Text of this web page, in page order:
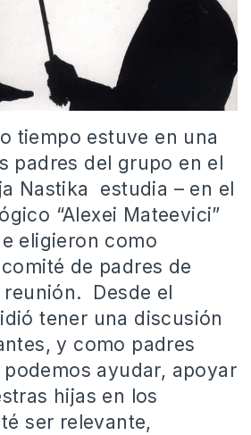
tiempo estuve en una
padres del grupo en el
Nastika estudia – en el
“Alexei Mateevici”
eligieron como
de padres de
Desde el
tener una discusión
y como padres
ayudar, apoyar
hijas en los
ser relevante,